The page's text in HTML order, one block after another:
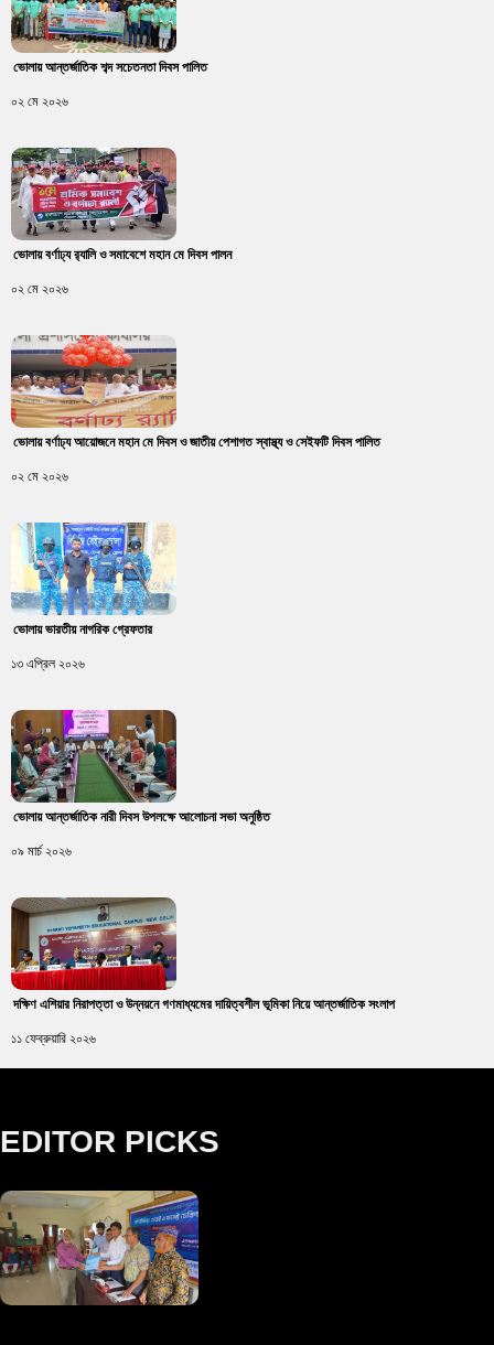
ভোলায় আন্তর্জাতিক শব্দ সচেতনতা দিবস পালিত
০২ মে ২০২৬
ভোলায় বর্ণাঢ্য র‍্যালি ও সমাবেশে মহান মে দিবস পালন
০২ মে ২০২৬
ভোলায় বর্ণাঢ্য আয়োজনে মহান মে দিবস ও জাতীয় পেশাগত স্বাস্থ্য ও সেইফটি দিবস পালিত
০২ মে ২০২৬
ভোলায় ভারতীয় নাগরিক গ্রেফতার
১৩ এপ্রিল ২০২৬
ভোলায় আন্তর্জাতিক নারী দিবস উপলক্ষে আলোচনা সভা অনুষ্ঠিত
০৯ মার্চ ২০২৬
দক্ষিণ এশিয়ার নিরাপত্তা ও উন্নয়নে গণমাধ্যমের দায়িত্বশীল ভূমিকা নিয়ে আন্তর্জাতিক সংলাপ
১১ ফেব্রুয়ারি ২০২৬
EDITOR PICKS